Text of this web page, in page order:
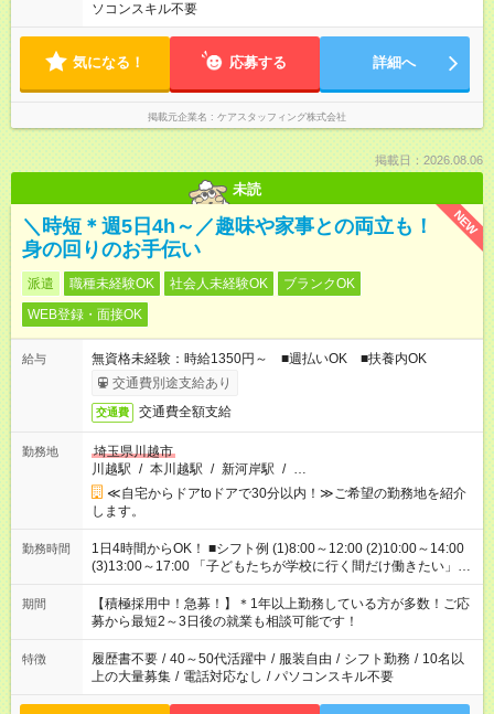
ソコンスキル不要
気になる！ 応募する 詳細へ
掲載元企業名 ケアスタッフィング株式会社
掲載日：2026.08.06
未読
NEW
＼時短＊週5日4h～／趣味や家事との両立も！
身の回りのお手伝い
派遣 職種未経験OK 社会人未経験OK
ブランクOK
WEB登録・面接OK
給与
無資格未経験：時給1350円～ ■週払いOK ■扶養内OK
交通費別途支給あり
交通費 交通費全額支給
勤務地
埼玉県川越市
川越駅 / 本川越駅 / 新河岸駅 / …
≪自宅からドアtoドアで30分以内！≫ご希望の勤務地を紹介
します。
勤務時間
1日4時間からOK！ ■シフト例 (1)8:00～12:00 (2)10:00～14:00
(3)13:00～17:00 「子どもたちが学校に行く間だけ働きたい」
「余裕を持って夕飯の準備がしたい」 「午前中は働いて、午後
はプライベートの時間にしたい」 など、ご希望を教えてくださ
いね。 ※Wワーク希望の方へ 今ご覧のお仕事で希望する勤務時
間と、もう1つのお仕事の勤務時間。 合計で週40時間を超える
場合は応募できません。
期間
【積極採用中！急募！】＊1年以上勤務している方が多数！ご応
募から最短2～3日後の就業も相談可能です！
特徴 履歴書不要 / 40～50代活躍中 / 服装自由 / シフト勤務 / 10名以
上の大量募集 / 電話対応なし / パソコンスキル不要